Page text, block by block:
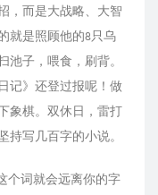
，而是大战略、大智
就是照顾他的8只乌
子，喂食，刷背。
记》还登过报呢！做
象棋。双休日，雷打
写几百字的小说。
个词就会远离你的字